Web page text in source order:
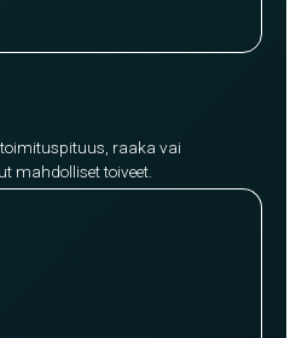
raaka vai
mahdolliset toiveet.